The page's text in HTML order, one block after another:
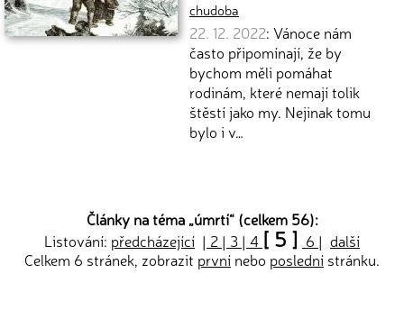
chudoba
22. 12. 2022: Vánoce nám
často připomínají, že by
bychom měli pomáhat
rodinám, které nemají tolik
štěstí jako my. Nejinak tomu
bylo i v…
Články na téma „úmrtí“ (celkem 56):
Listování: předcházející | 2 | 3 | 4 [ 5 ] 6 | další
Celkem 6 stránek, zobrazit první nebo poslední stránku.